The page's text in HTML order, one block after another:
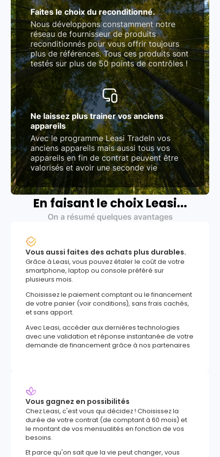
Faites le choix du reconditionné.
Nous développons constamment notre
réseau de fournisseur de produits
reconditionnés pour vous offrir toujours
plus de références. Tous ces produits sont
testés sur plus de 50 points de contrôles !
Ne laissez plus trainer vos anciens
appareils
Avec le programme Leasi TradeIn vos
anciens appareils mais aussi tous vos
appareils en fin de contrat peuvent être
valorisés et avoir une seconde vie
En faisant le choix Leasi...
On a résumé quelques avantages
Vous aussi faites des achats plus durables.
Grâce à Leasi, vous pouvez étaler le coût de votre
smartphone, laptop ou console préféré sur
plusieurs mois.
Choisissez le paiement comptant ou le financement
de votre panier (voir conditions), sans frais cachés,
et sans apport.
Avec Leasi, accéder aux dernières technologies
avec une validation et réponse instantanée de votre
demande de financement grâce à nos partenaires
Vous gagnez en possibilités
Chez Leasi, c'est vous qui décidez ! Choisissez la
durée de votre contrat (de comptant à 60 mois) et
le montant de vos mensualités en fonction de vos
besoins.
Et parce qu'on sait que la vie peut changer, vous